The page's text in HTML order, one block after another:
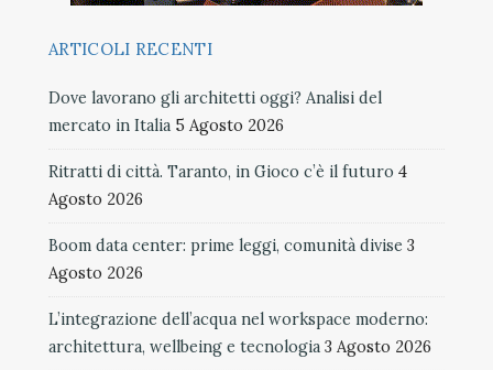
ARTICOLI RECENTI
Dove lavorano gli architetti oggi? Analisi del
mercato in Italia 5 Agosto 2026
Ritratti di città. Taranto, in Gioco c’è il futuro 4
Agosto 2026
Boom data center: prime leggi, comunità divise 3
Agosto 2026
L’integrazione dell’acqua nel workspace moderno:
architettura, wellbeing e tecnologia 3 Agosto 2026